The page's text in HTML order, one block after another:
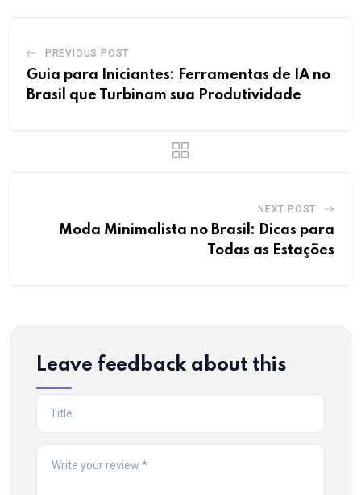
PREVIOUS POST
Guia para Iniciantes: Ferramentas de IA no
Brasil que Turbinam sua Produtividade
NEXT POST
Moda Minimalista no Brasil: Dicas para
Todas as Estações
Leave feedback about this